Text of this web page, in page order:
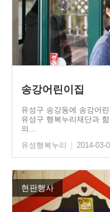
송강어린이집
유성구 송강동에 송강어
유성구 행복누리재단과
의…
유성행복누리
2014-03-
현판행사